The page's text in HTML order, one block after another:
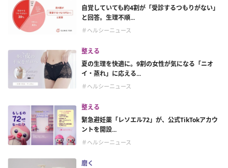
自覚していても約4割が「受診するつもりがない」
と回答。生理不順...
＃ヘルシーニュース
整える
夏の生理を快適に。9割の女性が気になる「ニオ
イ・蒸れ」に応える...
＃ヘルシーニュース
整える
緊急避妊薬「レソエル72」が、公式TikTokアカウ
ントを開設...
＃ヘルシーニュース
磨く